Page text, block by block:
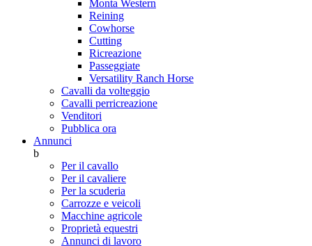
Monta Western
Reining
Cowhorse
Cutting
Ricreazione
Passeggiate
Versatility Ranch Horse
Cavalli da volteggio
Cavalli perricreazione
Venditori
Pubblica ora
Annunci
b
Per il cavallo
Per il cavaliere
Per la scuderia
Carrozze e veicoli
Macchine agricole
Proprietà equestri
Annunci di lavoro